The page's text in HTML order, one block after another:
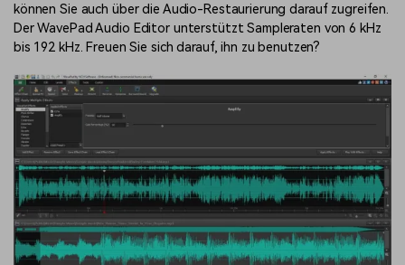
können Sie auch über die Audio-Restaurierung darauf zugreifen.
Der WavePad Audio Editor unterstützt Sampleraten von 6 kHz
bis 192 kHz. Freuen Sie sich darauf, ihn zu benutzen?